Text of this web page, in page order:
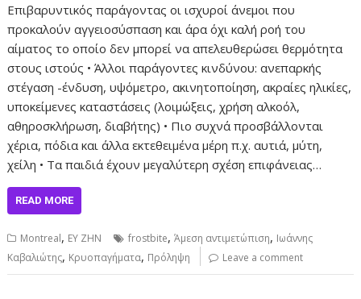
Επιβαρυντικός παράγοντας οι ισχυροί άνεμοι που
προκαλούν αγγειοσύσπαση και άρα όχι καλή ροή του
αίματος το οποίο δεν μπορεί να απελευθερώσει θερμότητα
στους ιστούς • Άλλοι παράγοντες κινδύνου: ανεπαρκής
στέγαση -ένδυση, υψόμετρο, ακινητοποίηση, ακραίες ηλικίες,
υποκείμενες καταστάσεις (λοιμώξεις, χρήση αλκοόλ,
αθηροσκλήρωση, διαβήτης) • Πιο συχνά προσβάλλονται
χέρια, πόδια και άλλα εκτεθειμένα μέρη π.χ. αυτιά, μύτη,
χείλη • Τα παιδιά έχουν μεγαλύτερη σχέση επιφάνειας…
READ MORE
Montreal, ΕΥ ΖΗΝ frostbite,Άμεση αντιμετώπιση, Ιωάννης
Καβαλιώτης, Κρυοπαγήματα, Πρόληψη Leave a comment